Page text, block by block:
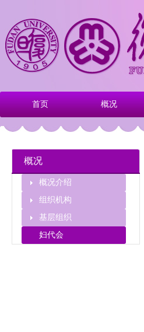
首页 概况
概况
概况介绍
组织机构
基层组织
妇代会